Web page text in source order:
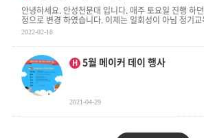
안녕하세요. 안성천문대 입니다. 매주 토요일 진행 하
정으로 변경 하였습니다. 이제는 일회성이 아님 정기
다. 신청후 . . .
2022-02-18
H
인기글
5월 메이커 데이 행사
2021-04-29